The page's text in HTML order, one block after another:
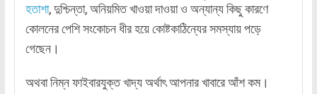
হতাশা, দুশ্চিন্তা, অনিয়মিত খাওয়া দাওয়া ও অন্যান্য কিছু কারণে
কোলনের পেশি সংকোচন ধীর হয়ে কোষ্টকাঠিন্যের সমস্যায় পড়ে
গেছেন।
অথবা নিম্ন ফাইবারযুক্ত খাদ্য অর্থাৎ আপনার খাবারে আঁশ কম।